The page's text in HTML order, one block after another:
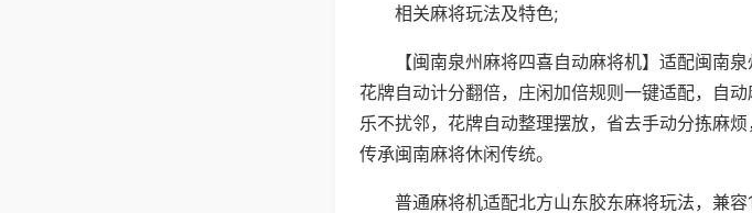
相关麻将玩法及特色;
【闽南泉州麻将四喜自动麻将机】适配闽南
花牌自动计分翻倍，庄闲加倍规则一键适配，自
乐不扰邻，花牌自动整理摆放，省去手动分拣麻
传承闽南麻将休闲传统。
普通麻将机适配北方山东胶东麻将玩法，兼